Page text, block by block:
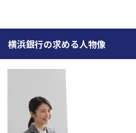
横浜銀行の求める人物像